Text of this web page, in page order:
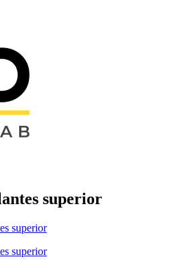
superior